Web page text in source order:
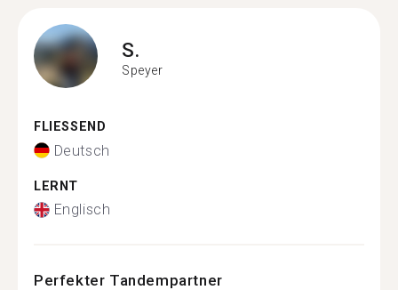
S.
Speyer
FLIESSEND
Deutsch
LERNT
Englisch
Perfekter Tandempartner